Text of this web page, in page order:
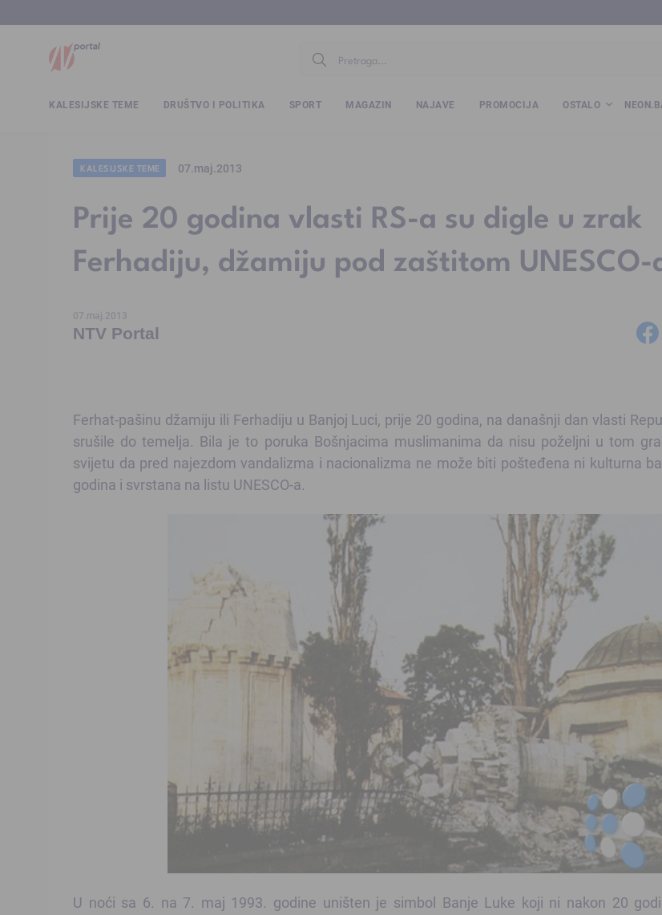
KALESIJSKE TEME DRUŠTVO I POLITIKA SPORT MAGAZIN NAJAVE PROMOCIJA OSTALO
KALESIJSKE TEME 07.maj.2013
Prije 20 godina vlasti RS-a su digle u zrak
Ferhadiju, džamiju pod zaštitom UNESCO-
07.maj.2013
NTV Portal
Ferhat-pašinu džamiju ili Ferhadiju u Banjoj Luci, prije 20 godina, na današnji dan vlasti
srušile do temelja. Bila je to poruka Bošnjacima muslimanima da nisu poželjni u tom
svijetu da pred najezdom vandalizma i nacionalizma ne može biti pošteđena ni kulturna
godina i svrstana na listu UNESCO-a.
U noći sa 6. na 7. maj 1993. godine uništen je simbol Banje Luke koji ni nakon 20